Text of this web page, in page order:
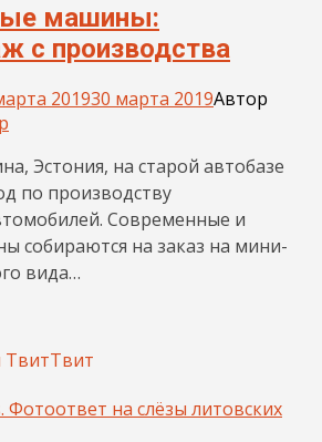
машины:
с производства
201930 марта 2019Автор
Эстония, на старой автобазе
по производству
Современные и
собираются на заказ на мини-
вида…
ТвитТвит